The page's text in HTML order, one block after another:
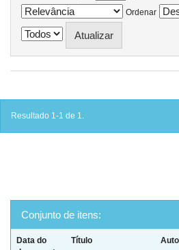
Ordenar
Resultado 1-1 de 1.
Conjunto de itens:
Data do
Título